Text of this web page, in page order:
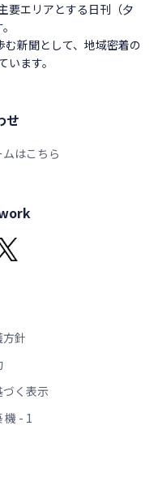
要エリアとする日刊（夕
新聞として、地域密着の
います。
せ
はこちら
針
く表示
機 - 1